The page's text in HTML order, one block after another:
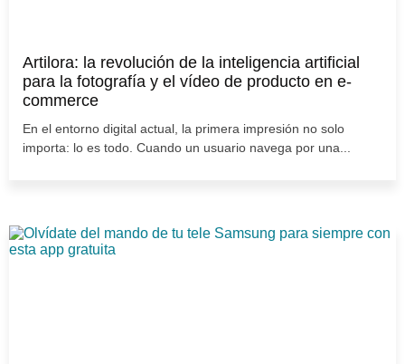
Artilora: la revolución de la inteligencia artificial
para la fotografía y el vídeo de producto en e-
commerce
En el entorno digital actual, la primera impresión no solo
importa: lo es todo. Cuando un usuario navega por una...